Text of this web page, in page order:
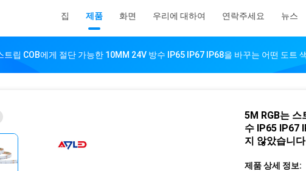
집 제품 화면 우리에 대하여 연락주세요 뉴스
트립 COB에게 절단 가능한 10MM 24V 방수 IP65 IP67 IP68을 바꾸는 어떤 도트
5M RGB는
수 IP65 IP67
지 않았습니다
제품 상세 정보: